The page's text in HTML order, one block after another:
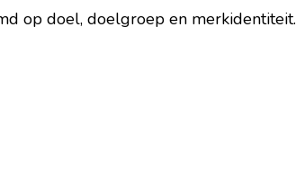
op doel, doelgroep en merkidentiteit.